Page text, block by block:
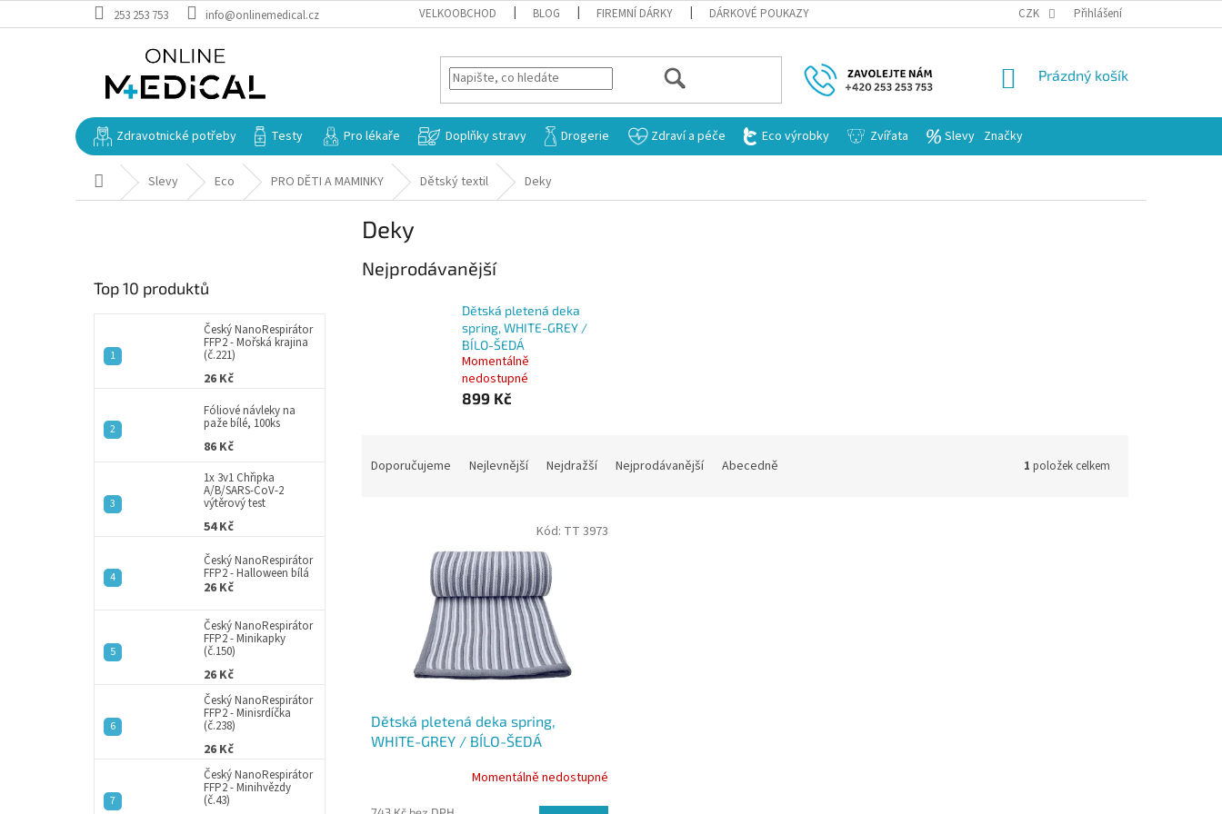
na
253 253 753 info@onlinemedical.cz VELKOOBCHOD BLOG FIREMNÍ DÁRKY DÁRKOVÉ POUKAZY CZK Přihlášení
HLEDAT
NÁKUPNÍ
Prázdný košík
Zdravotnické potřeby Testy Pro lékaře Doplňky stravy Drogerie Zdraví a péče Eco výrobky Zvířata Slevy Značky
Domů Slevy Eco PRO DĚTI A MAMINKY Dětský textil Deky
Top 10 produktů
Český NanoRespirátor
FFP2 - Mořská krajina
(č.221)
26 Kč
Fóliové návleky na
paže bílé, 100ks
86 Kč
1x 3v1 Chřipka
A/B/SARS-CoV-2
výtěrový test
54 Kč
Český NanoRespirátor
FFP2 - Halloween bílá
26 Kč
Český NanoRespirátor
FFP2 - Minikapky
(č.150)
26 Kč
Český NanoRespirátor
FFP2 - Minisrdíčka
(č.238)
26 Kč
Český NanoRespirátor
FFP2 - Minihvězdy
(č.43)
Deky
Nejprodávanější
Dětská pletená deka
spring, WHITE-GREY /
BÍLO-ŠEDÁ
Momentálně
nedostupné
899 Kč
Doporučujeme Nejlevnější Nejdražší Nejprodávanější Abecedně 1 položek celkem
Dětská pletená deka spring,
WHITE-GREY / BÍLO-ŠEDÁ
Momentálně nedostupné
Kód: TT 3973